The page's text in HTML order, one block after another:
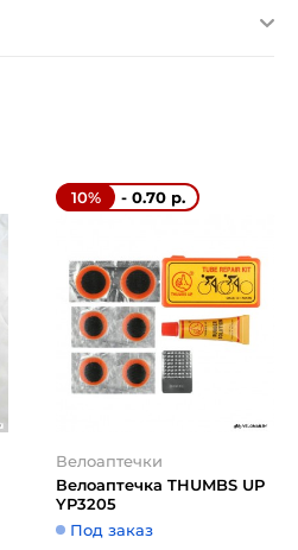
10% - 0.70 р.
Велоаптечки
Велоаптечка THUMBS UP
YP3205
Под заказ